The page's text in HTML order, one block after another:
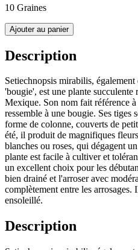
10 Graines
Ajouter au panier
Description
Setiechnopsis mirabilis,
'bougie', est une plante
Mexique. Son nom fait référence
ressemble à une bougie. Ses tiges
forme de colonne, couverts de
été, il produit de magnifiques
blanches ou roses, qui dégagent
plante est facile à cultiver et
un excellent choix pour les
bien drainé et l'arroser avec
complètement entre les arrosages.
ensoleillé.
Description